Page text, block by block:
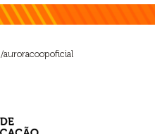
/auroracoopoficial